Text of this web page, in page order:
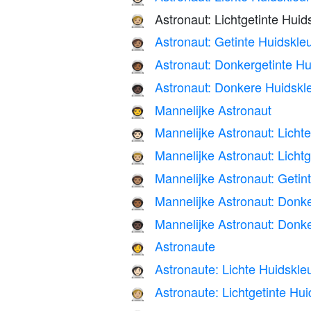
🧑🏼‍🚀 Astronaut: Lichtgetinte
🧑🏽‍🚀 Astronaut: Getinte
🧑🏾‍🚀 Astronaut: Donkergetinte
🧑🏿‍🚀 Astronaut: Donkere
👨‍🚀 Mannelijke Astronaut
👨🏻‍🚀 Mannelijke Astronaut:
👨🏼‍🚀 Mannelijke Astronaut:
👨🏽‍🚀 Mannelijke Astronaut:
👨🏾‍🚀 Mannelijke Astronaut:
👨🏿‍🚀 Mannelijke Astronaut:
👩‍🚀 Astronaute
👩🏻‍🚀 Astronaute: Lichte
👩🏼‍🚀 Astronaute: Lichtgetinte